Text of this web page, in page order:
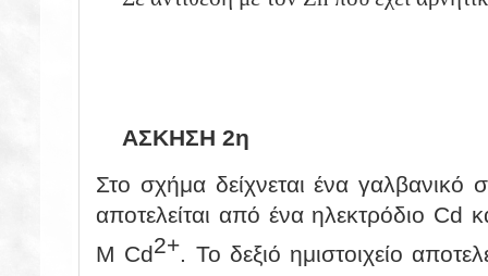
ΑΣΚΗΣΗ 2η
Στο σχήμα δείχνεται ένα γαλβανικό
αποτελείται από ένα ηλεκτρόδιο Cd
Μ Cd2+. Το δεξιό ημιστοιχείο